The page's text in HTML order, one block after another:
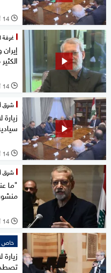
l 14 أغسطس 2025
غرفة
l 14 أغسطس 2025
شرق
l 14 أغسطس 2025
شرق
"ما
l 14 أغسطس 2025
خاص